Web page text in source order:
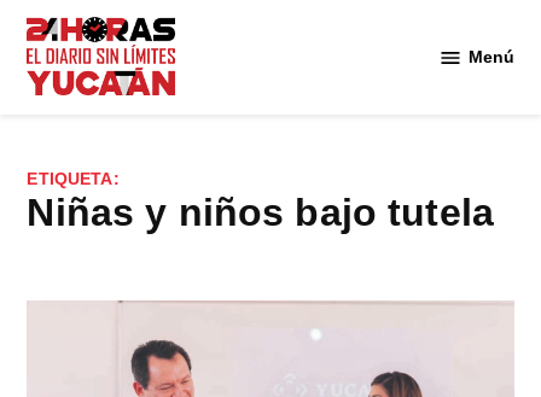
Saltar
contenido
Menú
ETIQUETA:
niñas y niños bajo tutela